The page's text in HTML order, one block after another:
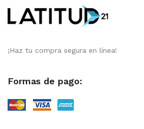
¡Haz tu compra segura en línea!
Formas de pago: